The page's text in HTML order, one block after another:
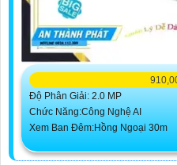
Độ Phân Giải: 2.0 MP
Chức Năng:Công Nghệ AI
Xem Ban Đêm:Hồng Ngoại 30m